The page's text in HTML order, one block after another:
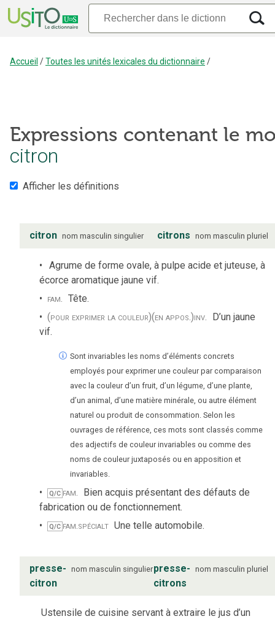
Accueil /Toutes les unités lexicales du dictionnaire /
Expressions contenant le
citron
Afficher les définitions
citron nom masculin singulier citrons nom masculin pluriel
Agrume de forme ovale, à pulpe acide et juteuse, à
écorce aromatique jaune vif.
fam. Tête.
(pour exprimer la couleur)(en appos.)inv. D’un jaune
vif.
Sont invariables les noms d’éléments concrets
employés pour exprimer une couleur par comparaison
avec la couleur d’un fruit, d’un légume, d’une plante,
d’un animal, d’une matière minérale, ou autre élément
naturel ou produit de consommation. Selon les
ouvrages de référence, ces mots sont classés comme
des adjectifs de couleur invariables ou comme des
noms de couleur juxtaposés ou en apposition et
invariables.
Q/C fam. Bien acquis présentant des défauts de
fabrication ou de fonctionnement.
Q/C fam.spécialt Une telle automobile.
presse-
citron
nom masculin singulierpresse-
citrons
nom masculin pluriel
Ustensile de cuisine servant à extraire le jus d’un